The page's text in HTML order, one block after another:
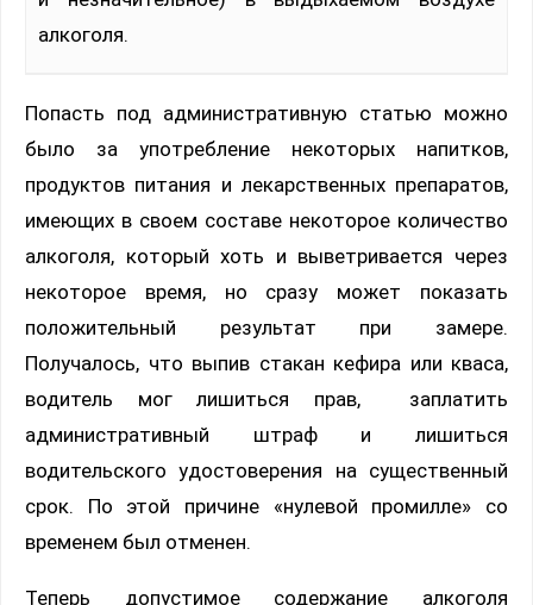
алкоголя.
Попасть под административную статью можно
было за употребление некоторых напитков,
продуктов питания и лекарственных препаратов,
имеющих в своем составе некоторое количество
алкоголя, который хоть и выветривается через
некоторое время, но сразу может показать
положительный результат при замере.
Получалось, что выпив стакан кефира или кваса,
водитель мог лишиться прав, заплатить
административный штраф и лишиться
водительского удостоверения на существенный
срок. По этой причине «нулевой промилле» со
временем был отменен.
Теперь допустимое содержание алкоголя